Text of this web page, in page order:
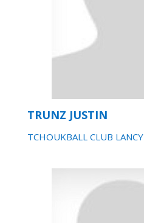
TRUNZ JUSTIN
TCHOUKBALL CLUB LANCY